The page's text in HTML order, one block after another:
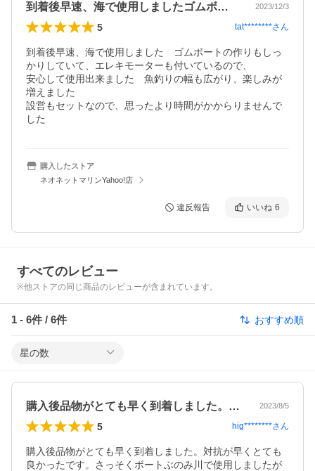
到着後早速、海で使用しましたゴムボート… 2023/12/3
5 tat********さん
到着後早速、海で使用しました　ゴムボートの作りもしっ
かりしていて、エレキモーターも付いているので、
安心して使用出来ました　魚釣りの幅も広がり、楽しみが
増えました
設営もセットなので、思ったより時間がかからりませんで
した
購入したストア
ネオネットマリンYahoo!店
違反報告 いいね 6
すべてのレビュー
※他ストアの同じ商品のレビューが含まれています。
1 - 6件 / 6件 おすすめ順
星の数
購入後品物がとても早く到着しました。対… 2023/8/5
5 hig********さん
購入後品物がとても早く到着しました。対抗が早くとても
良かったです。さっそくボートぶのみ川で使用しましたが